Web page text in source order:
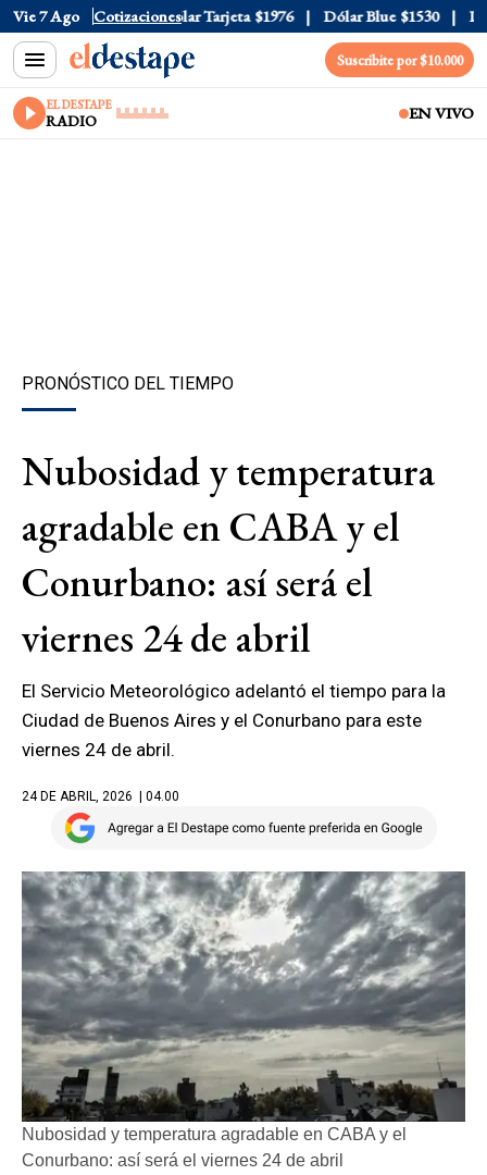
Vie 7 Ago Cotizaciones
Oficial $1520 Dólar Tarjeta $1976 Dólar Blue $1530
Suscribite por $10.000
EL DESTAPE
RADIO EN VIVO
PRONÓSTICO DEL TIEMPO
Nubosidad y temperatura
agradable en CABA y el
Conurbano: así será el
viernes 24 de abril
El Servicio Meteorológico adelantó el tiempo para la
Ciudad de Buenos Aires y el Conurbano para este
viernes 24 de abril.
24 DE ABRIL, 2026 | 04.00
Nubosidad y temperatura agradable en CABA y el
Conurbano: así será el viernes 24 de abril